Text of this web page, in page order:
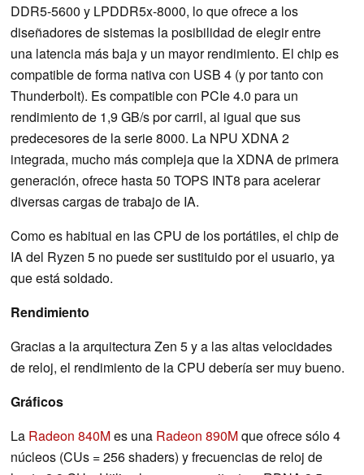
DDR5-5600 y LPDDR5x-8000, lo que ofrece a los
diseñadores de sistemas la posibilidad de elegir entre
una latencia más baja y un mayor rendimiento. El chip es
compatible de forma nativa con USB 4 (y por tanto con
Thunderbolt). Es compatible con PCIe 4.0 para un
rendimiento de 1,9 GB/s por carril, al igual que sus
predecesores de la serie 8000. La NPU XDNA 2
integrada, mucho más compleja que la XDNA de primera
generación, ofrece hasta 50 TOPS INT8 para acelerar
diversas cargas de trabajo de IA.
Como es habitual en las CPU de los portátiles, el chip de
IA del Ryzen 5 no puede ser sustituido por el usuario, ya
que está soldado.
Rendimiento
Gracias a la arquitectura Zen 5 y a las altas velocidades
de reloj, el rendimiento de la CPU debería ser muy bueno.
Gráficos
La Radeon 840Mes una Radeon 890Mque ofrece sólo 4
núcleos (CUs = 256 shaders) y frecuencias de reloj de